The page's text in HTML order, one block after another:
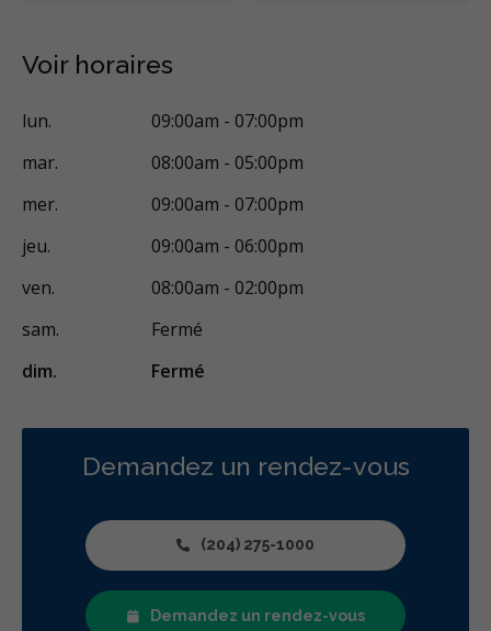
Ponts
Couronnes
Reconstruction complète de la bouche
Gestion de l'anxiété dentaire
Appareils dentaires
Soins dentaires pour enfants
Services esthétiques
Diagnostique
Urgences Endodontie
Orthodontie
Parodontie
Hygiène préventive et nettoyages
Réparateur
Sédation
RCSD (Régime canadien de soins dentaires)
Voir horaires
lun.
09:00am - 07:00pm
mar.
08:00am - 05:00pm
mer.
09:00am - 07:00pm
jeu.
09:00am - 06:00pm
ven.
08:00am - 02:00pm
sam.
Fermé
dim.
Fermé
Demandez un rendez-vous
(204) 275-1000
Demandez un rendez-vous